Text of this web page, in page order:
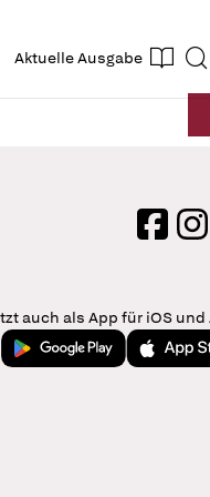
Aktuelle Ausgabe Suche
login
Facebook
auch als App für iOS und
Jetzt bei Google Play
Laden im